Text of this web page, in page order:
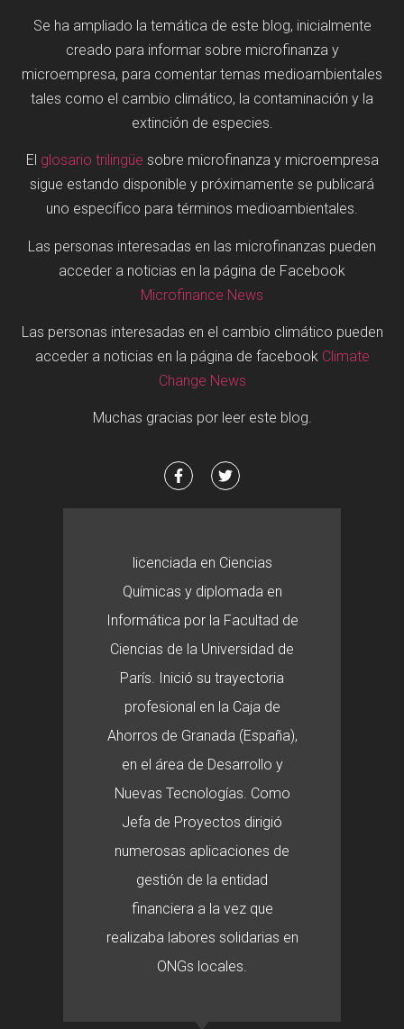
Se ha ampliado la temática de este blog, inicialmente
creado para informar sobre microfinanza y
microempresa, para comentar temas medioambientales
tales como el cambio climático, la contaminación y la
extinción de especies.
El glosario trilingüe sobre microfinanza y microempresa
sigue estando disponible y próximamente se publicará
uno específico para términos medioambientales.
Las personas interesadas en las microfinanzas pueden
acceder a noticias en la página de Facebook
Microfinance News
Las personas interesadas en el cambio climático pueden
acceder a noticias en la página de facebook Climate
Change News
Muchas gracias por leer este blog.
licenciada en Ciencias
Químicas y diplomada en
Informática por la Facultad de
Ciencias de la Universidad de
París. Inició su trayectoria
profesional en la Caja de
Ahorros de Granada (España),
en el área de Desarrollo y
Nuevas Tecnologías. Como
Jefa de Proyectos dirigió
numerosas aplicaciones de
gestión de la entidad
financiera a la vez que
realizaba labores solidarias en
ONGs locales.